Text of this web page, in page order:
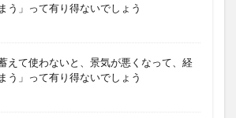
う」って有り得ないでしょう
えて使わないと、景気が悪くなって、経
う」って有り得ないでしょう